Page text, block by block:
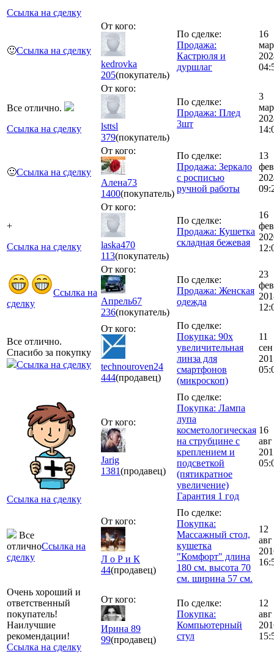
Ссылка на сделку
🙂Ссылка на сделку
От кого:
kedrovka
205(покупатель)
По сделке:
Продажа:
Кастрюля и
дуршлаг
16
Все отлично.
Ссылка на сделку
От кого:
lsttsl
379(покупатель)
По сделке:
Продажа: Плед
3шт
3
🙂Ссылка на сделку
От кого:
Алена73
1400(покупатель)
По сделке:
Продажа: Зеркало
с росписью
ручной работы
13
фев
+
Ссылка на сделку
От кого:
laska470
113(покупатель)
По сделке:
Продажа: Кушетка
складная бежевая
16
фев
Ссылка на
сделку
От кого:
Апрель67
236(покупатель)
По сделке:
Продажа: Женская
одежда
23
фев
Все отлично.
Спасибо за покупку
Ссылка на сделку
От кого:
technouroven24
444(продавец)
По сделке:
Покупка: 90x
увеличительная
линза для
смартфонов
(микроскоп)
11
сен
Ссылка на сделку
От кого:
Jarig
1381(продавец)
По сделке:
Покупка: Лампа
лупа
косметологическая
на струбцине с
креплением и
подсветкой
(пятикратное
увеличение)
Гарантия 1 год
16
авг
Все
отличноСсылка на
сделку
От кого:
Л о Р и К
44(продавец)
По сделке:
Покупка:
Массажный стол,
кушетка
"Комфорт" длина
180 см. высота 70
см. ширина 57 см.
12
авг
Очень хороший и
ответственный
покупатель!
Наилучшие
рекомендации!
Ссылка на сделку
От кого:
Ирина 89
99(продавец)
По сделке:
Покупка:
Компьютерный
стул
12
авг